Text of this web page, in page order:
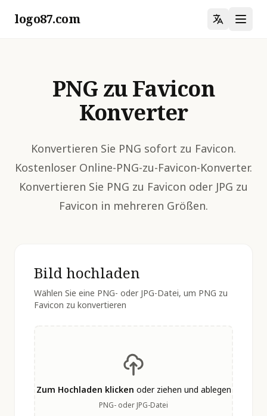
logo87.com
PNG zu Favicon
Konverter
Konvertieren Sie PNG sofort zu Favicon.
Kostenloser Online-PNG-zu-Favicon-Konverter.
Konvertieren Sie PNG zu Favicon oder JPG zu
Favicon in mehreren Größen.
Bild hochladen
Wählen Sie eine PNG- oder JPG-Datei, um PNG zu
Favicon zu konvertieren
Zum Hochladen klicken oder ziehen und ablegen
PNG- oder JPG-Datei